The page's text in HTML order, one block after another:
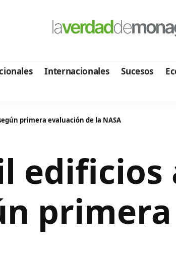
Internacionales Sucesos
primera evaluación de la NASA